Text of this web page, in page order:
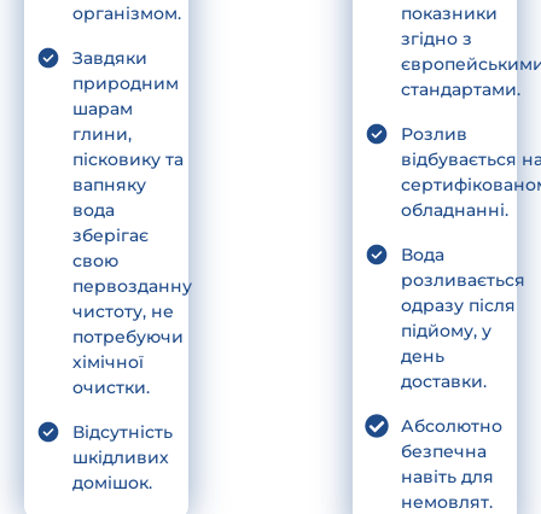
організмом.
Завдяки
природним
шарам
глини,
пісковику та
вапняку
вода
зберігає
свою
первозданну
чистоту, не
потребуючи
хімічної
очистки.
Відсутність
шкідливих
домішок.
показники
згідно з
стандартами.
Розлив
відбувається
обладнанні.
Вода
розливається
одразу після
підйому, у
день
доставки.
Абсолютно
безпечна
навіть для
немовлят.